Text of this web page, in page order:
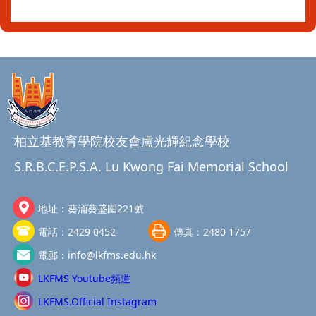
柏立基教育學院校友會盧光輝紀念學校
S.R.B.C.E.P.S.A. Lu Kwong Fai Memorial School
地址： 葵涌葵盛圍221號
電話： 2429 0452 傳真： 2480 1757
電郵： info@lkfms.edu.hk
LKFMS Youtube頻道
LKFMS.Official Instagram